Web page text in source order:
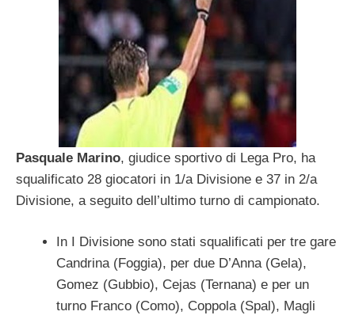
Pasquale Marino, giudice sportivo di Lega Pro, ha
squalificato 28 giocatori in 1/a Divisione e 37 in 2/a
Divisione, a seguito dell’ultimo turno di campionato.
In I Divisione sono stati squalificati per tre gare
Candrina (Foggia), per due D’Anna (Gela),
Gomez (Gubbio), Cejas (Ternana) e per un
turno Franco (Como), Coppola (Spal), Magli